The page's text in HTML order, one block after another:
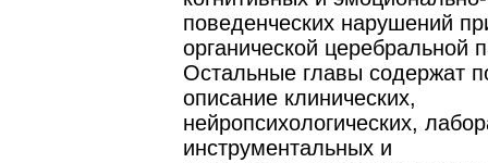
поведенческих нарушений
органической церебральной
Остальные главы содержат
описание клинических,
нейропсихологических,
инструментальных и